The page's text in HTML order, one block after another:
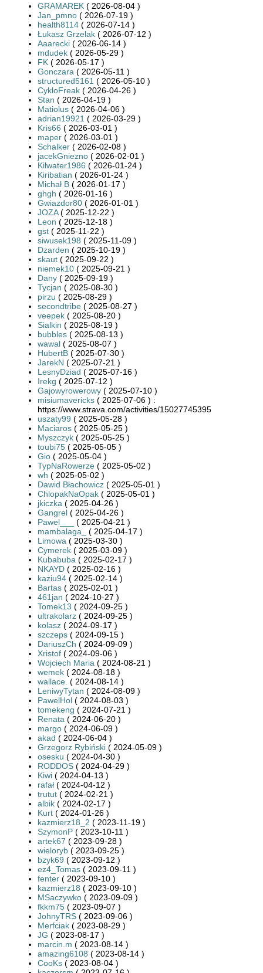
GRAMAREK ( 2026-08-04 )
Jan_pmno ( 2026-07-19 )
health8114 ( 2026-07-14 )
Łukasz Grzelak ( 2026-07-12 )
Aaarecki ( 2026-06-14 )
mdudek ( 2026-05-29 )
FK ( 2026-05-17 )
Gonczara ( 2026-05-11 )
structured5161 ( 2026-05-10 )
CykloFreak ( 2026-04-26 )
Stan ( 2026-04-19 )
Matiolus ( 2026-04-06 )
adrian19921 ( 2026-03-29 )
Kris66 ( 2026-03-01 )
maper ( 2026-03-01 )
Schalker ( 2026-02-08 )
jacekGniezno ( 2026-02-01 )
Kilwater1986 ( 2026-01-24 )
Kiribatian ( 2026-01-24 )
Michał B ( 2026-01-17 )
ghgh ( 2026-01-16 )
Gwiazdor80 ( 2026-01-01 )
JOZA( 2025-12-22 )
Leon ( 2025-12-18 )
gst ( 2025-11-22 )
siwusek198 ( 2025-11-09 )
Dzarden ( 2025-10-19 )
skaut ( 2025-09-22 )
niemek10 ( 2025-09-21 )
Dany ( 2025-09-19 )
Tycjan ( 2025-08-30 )
pirzu ( 2025-08-29 )
secondtribe ( 2025-08-27 )
veepek ( 2025-08-20 )
Sialkin ( 2025-08-19 )
bubbles ( 2025-08-13 )
wawal ( 2025-08-07 )
HubertB ( 2025-07-30 )
JarekN ( 2025-07-21 )
LesnyDziad ( 2025-07-16 )
Irekg ( 2025-07-12 )
Gajowyrowerowy ( 2025-07-10 )
misiumavericks ( 2025-07-06 ) :
https://www.strava.com/activities/15027745395
uszaty99 ( 2025-05-28 )
Maciaros ( 2025-05-25 )
Myszczyk ( 2025-05-25 )
toubi75 ( 2025-05-05 )
Gio ( 2025-05-04 )
TypNaRowerze ( 2025-05-02 )
wh ( 2025-05-02 )
Dawid Błachowicz ( 2025-05-01 )
ChlopakNaOpak ( 2025-05-01 )
jkiczka ( 2025-04-26 )
Gangrel ( 2025-04-26 )
Pawel___
( 2025-04-21 )
mambalaga_
( 2025-04-17 )
Limowa ( 2025-03-30 )
Cymerek ( 2025-03-09 )
Kubabuba ( 2025-02-17 )
NKAYD ( 2025-02-16 )
kaziu94 ( 2025-02-14 )
Bartas ( 2025-02-01 )
461jan ( 2024-10-27 )
Tomek13 ( 2024-09-25 )
ultrakolarz ( 2024-09-25 )
kolasz ( 2024-09-17 )
szczeps ( 2024-09-15 )
DariuszCh ( 2024-09-09 )
Xristof ( 2024-09-06 )
Wojciech Maria ( 2024-08-21 )
wemek ( 2024-08-18 )
wallace. ( 2024-08-14 )
LeniwyTytan ( 2024-08-09 )
PawelHol ( 2024-08-03 )
tomekeng ( 2024-07-21 )
Renata ( 2024-06-20 )
margo ( 2024-06-09 )
akad ( 2024-06-04 )
Grzegorz Rybiński ( 2024-05-09 )
osesku ( 2024-04-30 )
RODDOS ( 2024-04-29 )
Kiwi ( 2024-04-13 )
rafał ( 2024-04-12 )
trutut ( 2024-02-21 )
albik ( 2024-02-17 )
Kurt ( 2024-01-26 )
kazmierz18_2 ( 2023-11-19 )
SzymonP ( 2023-10-11 )
artek67 ( 2023-09-28 )
wieloryb ( 2023-09-25 )
bzyk69 ( 2023-09-12 )
ez4_Tomas ( 2023-09-11 )
fenter ( 2023-09-10 )
kazmierz18 ( 2023-09-10 )
MSaczywko ( 2023-09-09 )
fkkm75 ( 2023-09-07 )
JohnyTRS ( 2023-09-06 )
Merfciak ( 2023-08-29 )
JG ( 2023-08-17 )
marcin.m ( 2023-08-14 )
amazing6108 ( 2023-08-14 )
CooKs ( 2023-08-04 )